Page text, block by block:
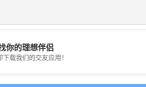
💖
你的理想伴侣
下载我们的交友应用！